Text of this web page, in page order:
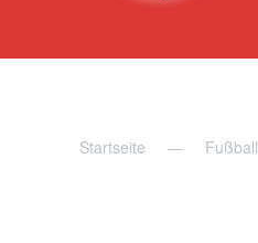
Startseite Fußball